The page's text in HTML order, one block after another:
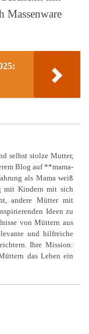
Massenware
selbst stolze Mutter,
Blog auf **mama-
als Mama weiß
mit Kindern mit sich
andere Mütter mit
Ideen zu
von Müttern aus
und hilfreiche
Ihre Mission:
das Leben ein